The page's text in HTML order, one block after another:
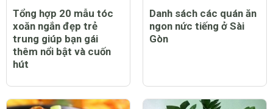
Tổng hợp 20 mẫu tóc
xoăn ngắn đẹp trẻ
trung giúp bạn gái
thêm nổi bật và cuốn
hút
Danh sách các quán ăn
ngon nức tiếng ở Sài
Gòn